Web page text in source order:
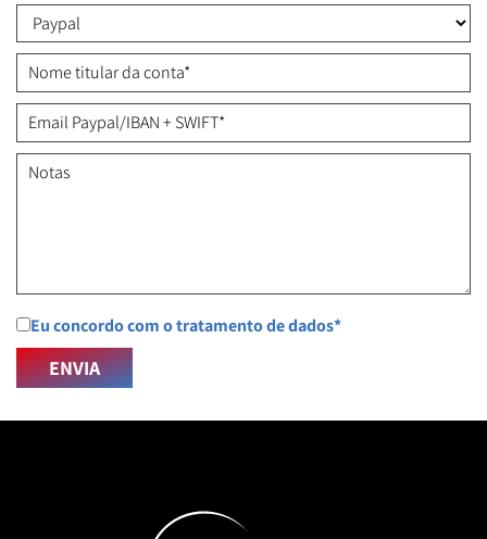
Eu concordo com o tratamento de dados*